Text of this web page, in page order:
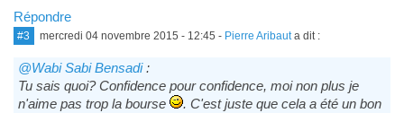
Répondre
#3 mercredi 04 novembre 2015 - 12:45 - Pierre Aribauta dit :
@Wabi Sabi Bensadi:
Tu sais quoi? Confidence pour confidence, moi non plus je
n'aime pas trop la bourse
. C'est juste que cela a été un bon